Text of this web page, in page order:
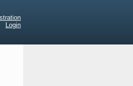
Login